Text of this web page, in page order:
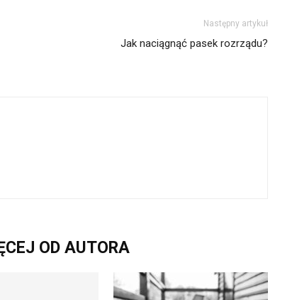
Następny artykuł
Jak naciągnąć pasek rozrządu?
OD AUTORA